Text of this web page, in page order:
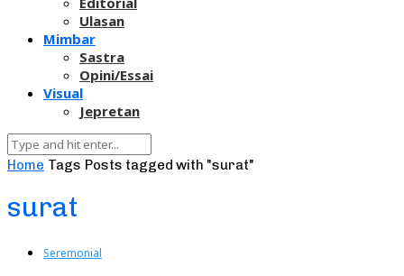
Ulasan
Mimbar
Sastra
Opini/Essai
Visual
Jepretan
Home Tags Posts tagged with "surat"
surat
Seremonial